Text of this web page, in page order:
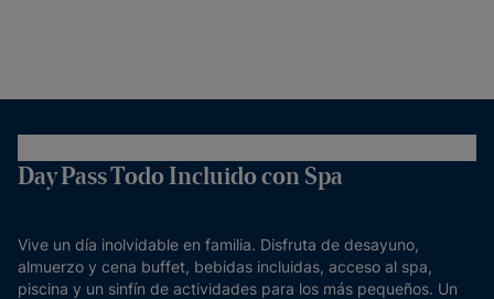
Day Pass Todo Incluido con Spa
Vive un día inolvidable en familia. Disfruta de desayuno,
almuerzo y cena buffet, bebidas incluidas, acceso al spa,
piscina y un sinfín de actividades para los más pequeños. Un